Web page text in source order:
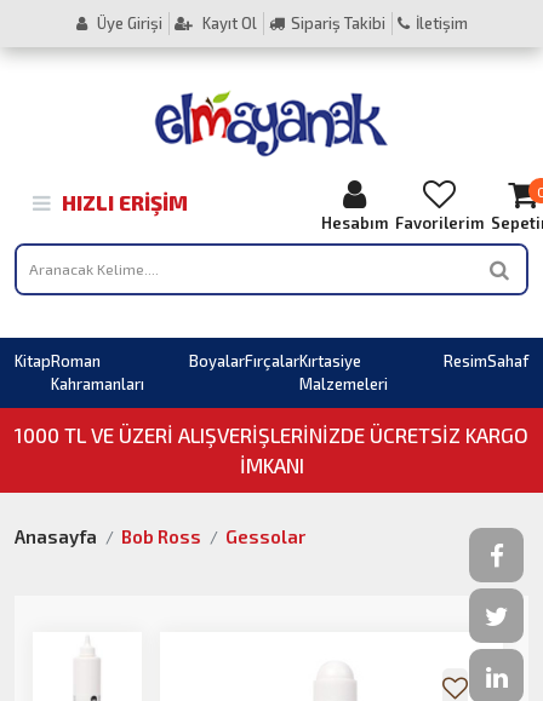
Üye Girişi Kayıt Ol Sipariş Takibi İletişim
HIZLI ERIŞIM
Hesabım Favorilerim
KitapRoman
Kahramanları
BoyalarFırçalarKırtasiye
Malzemeleri
ResimSahaf
1000 TL VE ÜZERI ALIŞVERIŞLERINIZDE ÜCRETSİZ KARGO
İMKANI
Anasayfa Bob Ross Gessolar